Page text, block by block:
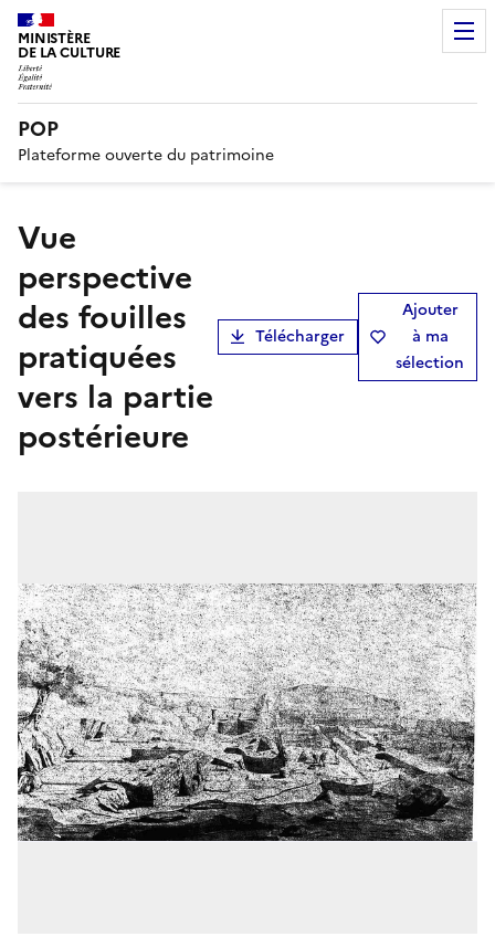
MINISTÈRE
DE LA CULTURE
POP
Plateforme ouverte du patrimoine
Vue
perspective
des fouilles
pratiquées
vers la partie
postérieure
Télécharger
Ajouter
à ma
sélection